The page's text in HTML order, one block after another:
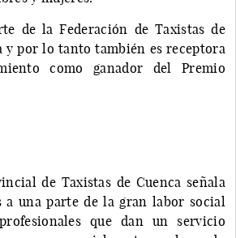
de la Federación de Taxistas de
y por lo tanto también es receptora
como ganador del Premio
de Taxistas de Cuenca señala
a una parte de la gran labor social
que dan un servicio